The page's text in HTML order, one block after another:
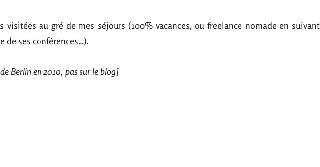
visitées au gré de mes séjours (100% vacances, ou freelance nomade en suivant
de ses conférences…).
Berlin en 2010, pas sur le blog]